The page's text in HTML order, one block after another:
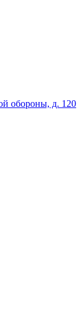
обороны, д. 120